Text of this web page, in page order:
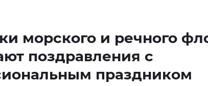
морского и речного
поздравления с
праздником